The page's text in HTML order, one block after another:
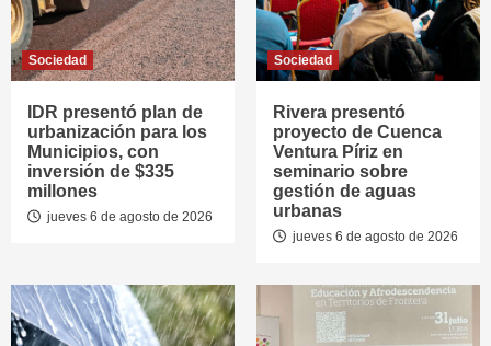
Sociedad
IDR presentó plan de
urbanización para los
Municipios, con
inversión de $335
millones
jueves 6 de agosto de 2026
Sociedad
Rivera presentó
proyecto de Cuenca
Ventura Píriz en
seminario sobre
gestión de aguas
urbanas
jueves 6 de agosto de 2026